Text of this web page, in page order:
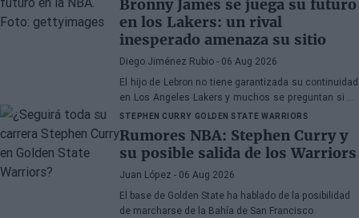
Bronny James se juega su futuro
en los Lakers: un rival
inesperado amenaza su sitio
Diego Jiménez Rubio - 06 Aug 2026
El hijo de Lebron no tiene garantizada su continuidad
en Los Angeles Lakers y muchos se preguntan si ha
hecho méritos para seguir en la NBA.
STEPHEN CURRY GOLDEN STATE WARRIORS
Rumores NBA: Stephen Curry y
su posible salida de los Warriors
Juan López - 06 Aug 2026
El base de Golden State ha hablado de la posibilidad
de marcharse de la Bahía de San Francisco